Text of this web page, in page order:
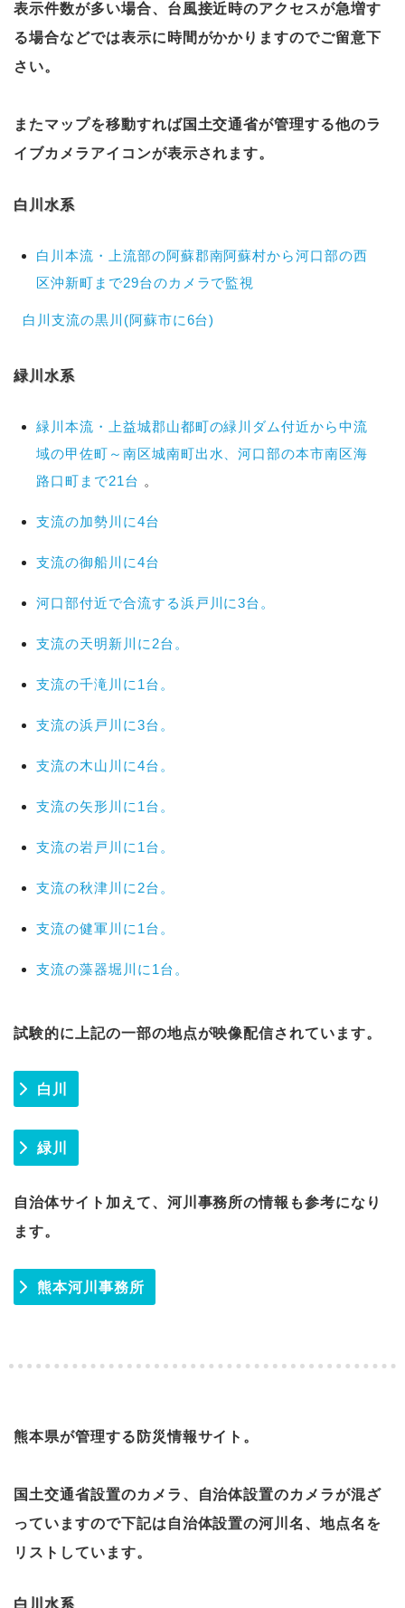
表示件数が多い場合、台風接近時のアクセスが急増す
る場合などでは表示に時間がかかりますのでご留意下
さい。
またマップを移動すれば国土交通省が管理する他のラ
イブカメラアイコンが表示されます。
白川水系
白川本流・上流部の阿蘇郡南阿蘇村から河口部の西
区沖新町まで29台のカメラで監視
白川支流の黒川(阿蘇市に6台)
緑川水系
緑川本流・上益城郡山都町の緑川ダム付近から中流
域の甲佐町～南区城南町出水、河口部の本市南区海
路口町まで21台 。
支流の加勢川に4台
支流の御船川に4台
河口部付近で合流する浜戸川に3台。
支流の天明新川に2台。
支流の千滝川に1台。
支流の浜戸川に3台。
支流の木山川に4台。
支流の矢形川に1台。
支流の岩戸川に1台。
支流の秋津川に2台。
支流の健軍川に1台。
支流の藻器堀川に1台。
試験的に上記の一部の地点が映像配信されています。
白川
緑川
自治体サイト加えて、河川事務所の情報も参考になり
ます。
熊本河川事務所
熊本県が管理する防災情報サイト。
国土交通省設置のカメラ、自治体設置のカメラが混ざ
っていますので下記は自治体設置の河川名、地点名を
リストしています。
白川水系